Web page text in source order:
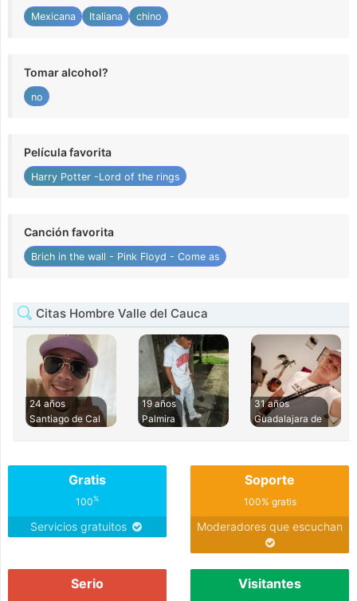
Mexicana Italiana chino
Tomar alcohol?
no
Película favorita
Harry Potter -Lord of the rings
Canción favorita
Brich in the wall - Pink Floyd - Come as
Citas Hombre Valle del Cauca
24 años
Santiago de Cal
19 años
Palmira
31 años
Guadalajara de
Gratis
100%
Servicios gratuitos
Soporte
100% gratis
Moderadores que escuchan
Serio Visitantes